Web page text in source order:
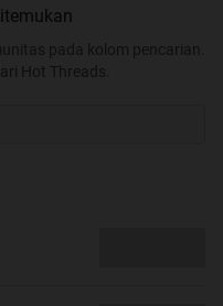
pada kolom pencarian.
Hot Threads.